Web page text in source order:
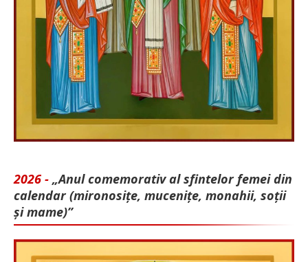
2026 - „Anul comemorativ al sfintelor femei din
calendar (mironosițe, mu­cenițe, monahii, soții
și mame)”